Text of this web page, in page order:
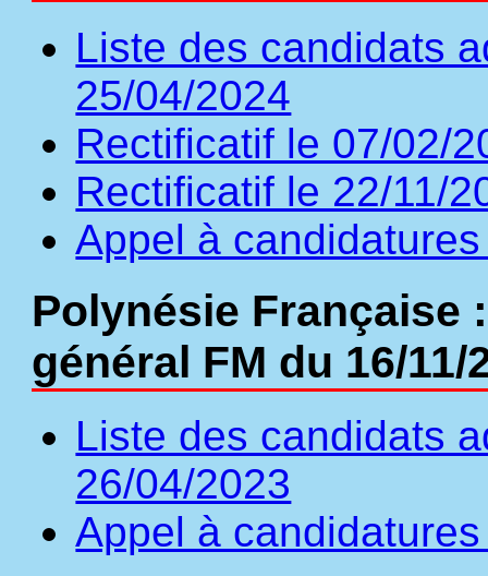
Liste des candidats
25/04/2024
Rectificatif le 07/02/
Rectificatif le 22/11/
Appel à
Polynésie Française
général FM du 16/11/
Liste des candidats
26/04/2023
Appel à